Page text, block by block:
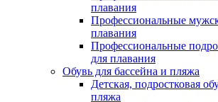
плавания
Профессиональные
плавания
Профессиональные
для плавания
Обувь для бассейна и пляжа
Детская, подростковая
пляжа